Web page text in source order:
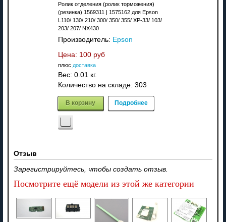
Ролик отделения (ролик торможения)
(резинка) 1569311 | 1575162 для Epson
L110/ 130/ 210/ 300/ 350/ 355/ XP-33/ 103/
203/ 207/ NX430
Производитель: Epson
Цена: 100 руб
плюс доставка
Вес: 0.01 кг.
Количество на складе: 303
В корзину Подробнее
Отзыв
Зарегистрируйтесь, чтобы создать отзыв.
Посмотрите ещё модели из этой же категории